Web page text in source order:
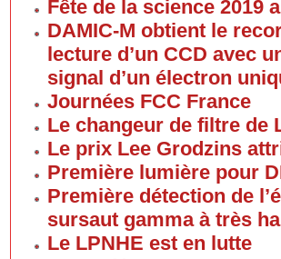
Fête de la science 2019
DAMIC-M obtient le
lecture d’un CCD avec
signal d’un électron
Journées FCC France
Le changeur de filtre de
Le prix Lee Grodzins
Première lumière pour
Première détection de
sursaut gamma à très
Le LPNHE est en lutte